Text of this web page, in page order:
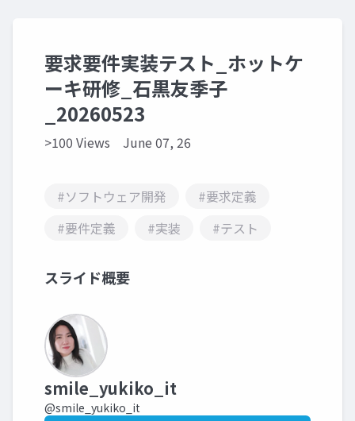
要求要件実装テスト_ホットケ
ーキ研修_石黒友季子
_20260523
>100 Views June 07, 26
#ソフトウェア開発
#要求定義
#要件定義
#実装 #テスト
スライド概要
smile_yukiko_it
@smile_yukiko_it